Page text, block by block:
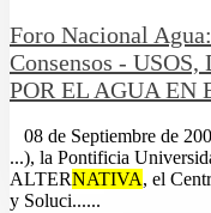
Foro Nacional
Consensos -
POR EL AGUA EN
08 de Septiembre de
...), la Pontificia
ALTERNATIVA, el
y Soluci......